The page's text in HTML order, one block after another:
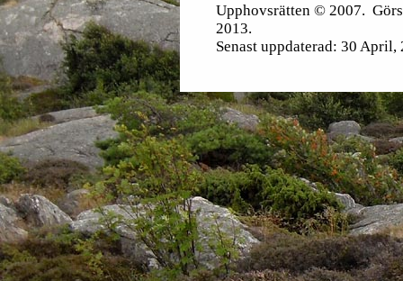
Upphovsrätten © 2007.
2013.
Senast uppdaterad: 30 April,